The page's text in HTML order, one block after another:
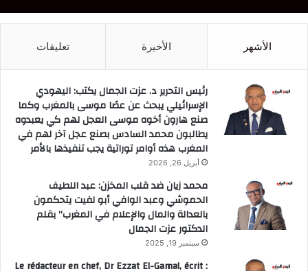
الأشهر الأخيرة تعليقات
رئيس التحرير د. عزت الجمال يكتب: اليهودي
الإسرائيلي يبحث عن عصًا موسى بالمغرب وكما
صنع هارون أخوه موسى العجل لهم كي يعبدوه
يطالبون محمد السادس بصنع عجل آخر لهم في
المغرب هذه أوامر توراتية يجب تنفيذها بالأمر
أبريل 26, 2026
محمد زيان ضد قلب المخزن: عبد اللطيف
الحموشي وعبد الوافي أبو لفيت يتحكمون
بالعدالة والمال والإعلام في المغرب” بقلم
الدكتور عزت الجمال
سبتمبر 19, 2025
Le rédacteur en chef, Dr Ezzat El-Gamal, écrit :